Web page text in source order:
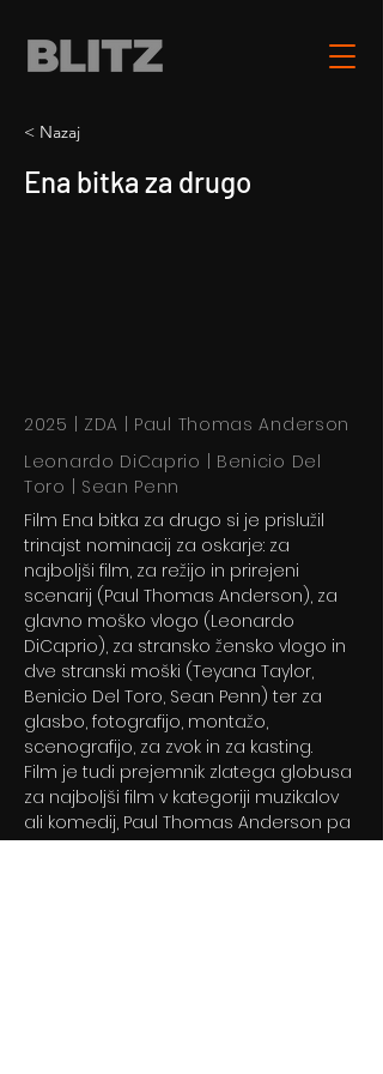
< Nazaj
Ena bitka za drugo
2025 | ZDA | Paul Thomas Anderson
Leonardo DiCaprio | Benicio Del
Toro | Sean Penn
Film Ena bitka za drugo si je prislužil
trinajst nominacij za oskarje: za
najboljši film, za režijo in prirejeni
scenarij (Paul Thomas Anderson), za
glavno moško vlogo (Leonardo
DiCaprio), za stransko žensko vlogo in
dve stranski moški (Teyana Taylor,
Benicio Del Toro, Sean Penn) ter za
glasbo, fotografijo, montažo,
scenografijo, za zvok in za kasting.
Film je tudi prejemnik zlatega globusa
za najboljši film v kategoriji muzikalov
ali komedij, Paul Thomas Anderson pa
je globus dobil za režijo in scenarij.